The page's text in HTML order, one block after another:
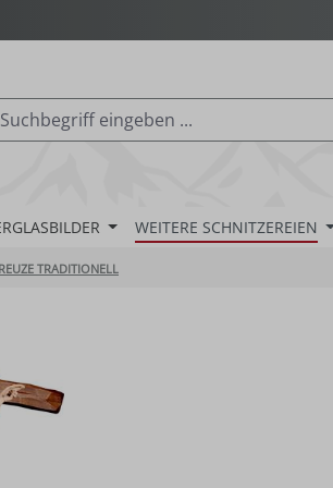
WEITERE SCHNITZEREIEN
TRADITIONELL